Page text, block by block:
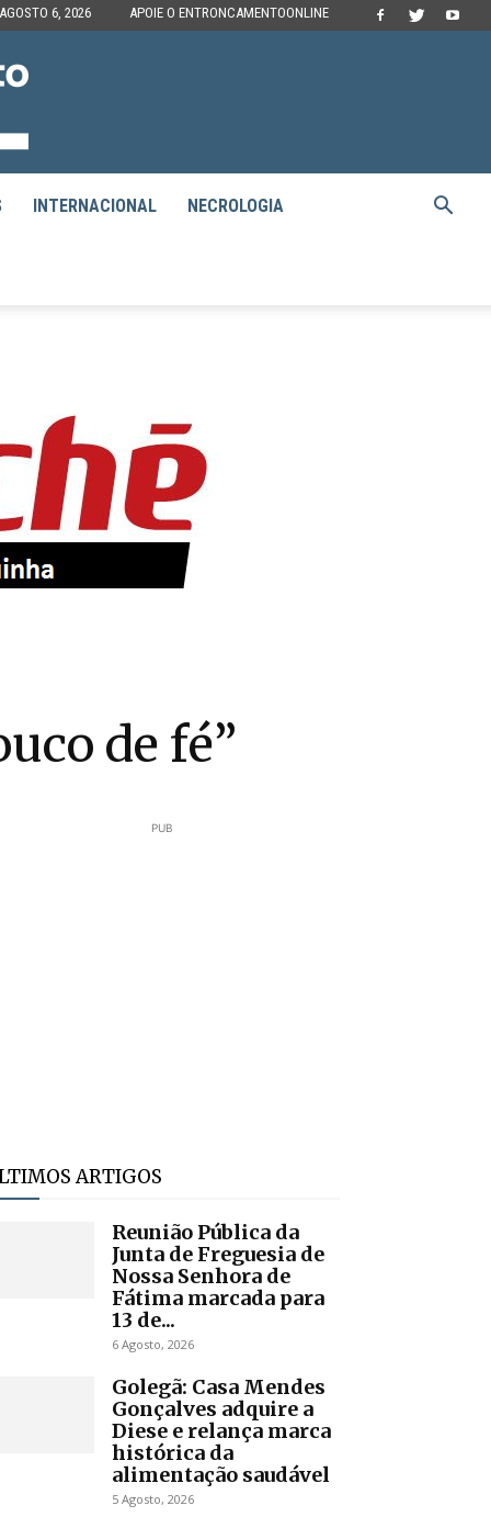
6, 2026 APOIE O ENTRONCAMENTOONLINE
INTERNACIONAL NECROLOGIA
de fé”
PUB
ARTIGOS
Reunião Pública da
Junta de Freguesia de
Nossa Senhora de
Fátima marcada para
13 de...
6 Agosto, 2026
Golegã: Casa Mendes
Gonçalves adquire a
Diese e relança marca
histórica da
alimentação saudável
5 Agosto, 2026